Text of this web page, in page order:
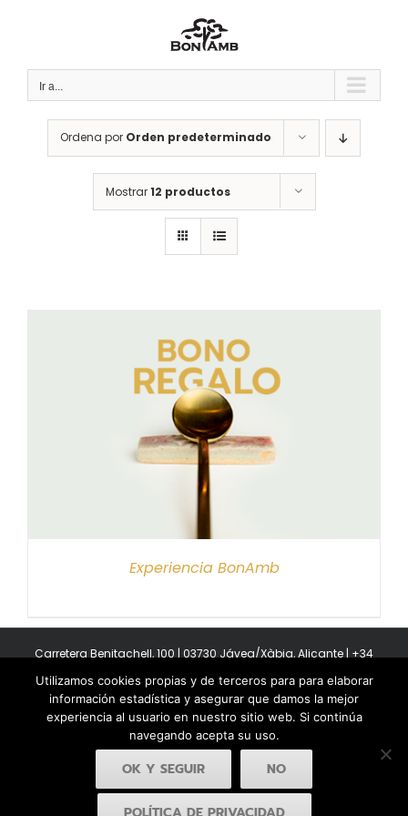
Ir a...
Ordena por Orden predeterminado
Mostrar12 productos
Experiencia BonAmb
Carretera Benitachell, 100 | 03730 Jávea/Xàbia, Alicante | +34
Copyright 2011-2026 BonAmb Restaurant | All Rights Reserved |
Política de privacidad|Powered by Insertcom
Utilizamos cookies propias y de terceros para para elaborar
información estadística y asegurar que damos la mejor
experiencia al usuario en nuestro sitio web. Si continúa
navegando acepta su uso.
OK Y SEGUIR NO